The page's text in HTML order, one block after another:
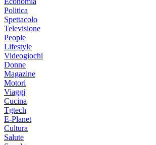
Politica
Spettacolo
Televisione
People
Lifestyle
Videogiochi
Donne
Magazine
Motori
Viaggi
Cucina
Tgtech
E-Planet
Cultura
Salute